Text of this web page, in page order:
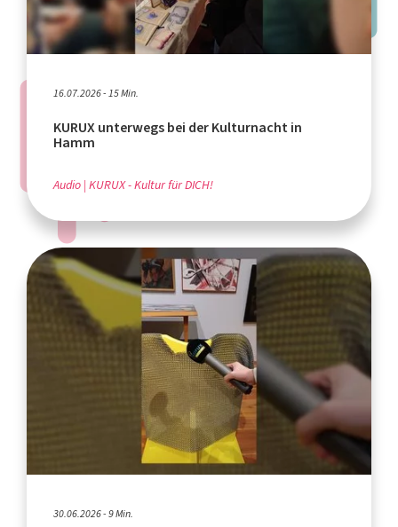
16.07.2026 - 15 Min.
KURUX unterwegs bei der Kulturnacht in
Hamm
Audio KURUX - Kultur für DICH!
30.06.2026 - 9 Min.